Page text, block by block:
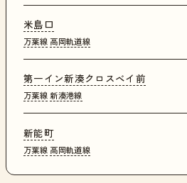
米島口
万葉線 高岡軌道線
第一イン新湊クロスベイ前
万葉線 新湊港線
新能町
万葉線 高岡軌道線